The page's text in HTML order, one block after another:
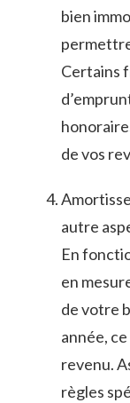
bien
Certains
de vos
autre
En
en
de votre
année,
‍revenu.
règles